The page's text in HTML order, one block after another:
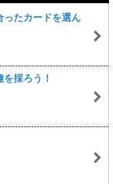
ったカードを選ん
採ろう！